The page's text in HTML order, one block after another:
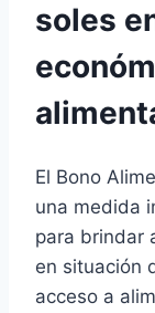
soles
El Bono
una medida
para brindar
en situación
acceso a